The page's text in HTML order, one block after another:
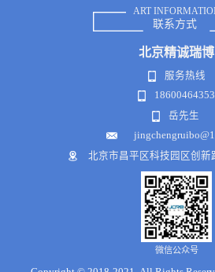
ART
联系方式
北京精诚瑞博
服务热线
18600464353
岳先生
北京市昌平区科技园区创新
微信公众号